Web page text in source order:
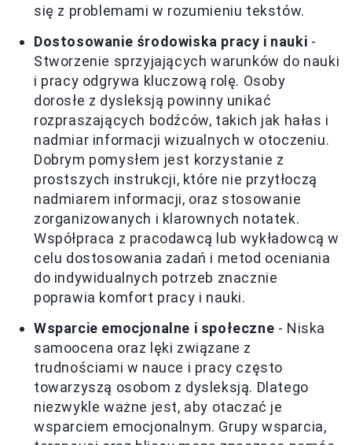
się z problemami w rozumieniu tekstów.
Dostosowanie środowiska pracy i nauki -
Stworzenie sprzyjających warunków do nauki
i pracy odgrywa kluczową rolę. Osoby
dorosłe z dysleksją powinny unikać
rozpraszających bodźców, takich jak hałas i
nadmiar informacji wizualnych w otoczeniu.
Dobrym pomysłem jest korzystanie z
prostszych instrukcji, które nie przytłoczą
nadmiarem informacji, oraz stosowanie
zorganizowanych i klarownych notatek.
Współpraca z pracodawcą lub wykładowcą w
celu dostosowania zadań i metod oceniania
do indywidualnych potrzeb znacznie
poprawia komfort pracy i nauki.
Wsparcie emocjonalne i społeczne - Niska
samoocena oraz lęki związane z
trudnościami w nauce i pracy często
towarzyszą osobom z dysleksją. Dlatego
niezwykle ważne jest, aby otaczać je
wsparciem emocjonalnym. Grupy wsparcia,